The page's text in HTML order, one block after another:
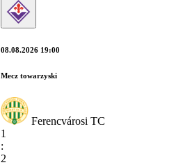
08.08.2026 19:00
Mecz towarzyski
Ferencvárosi TC
1
:
2